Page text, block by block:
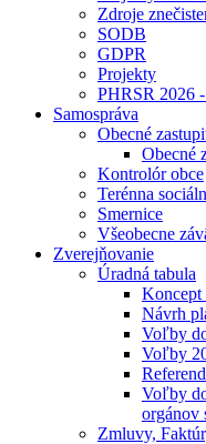
Zdroje
SODB
GDPR
Projekty
PHRSR 2026
Samospráva
Obecné
Obecné
Kontrolór obce
Terénna
Smernice
Všeobecne
Zverejňovanie
Úradná tabula
Koncept
Návrh
Voľby
Voľby
Voľby
orgánov
Zmluvy,